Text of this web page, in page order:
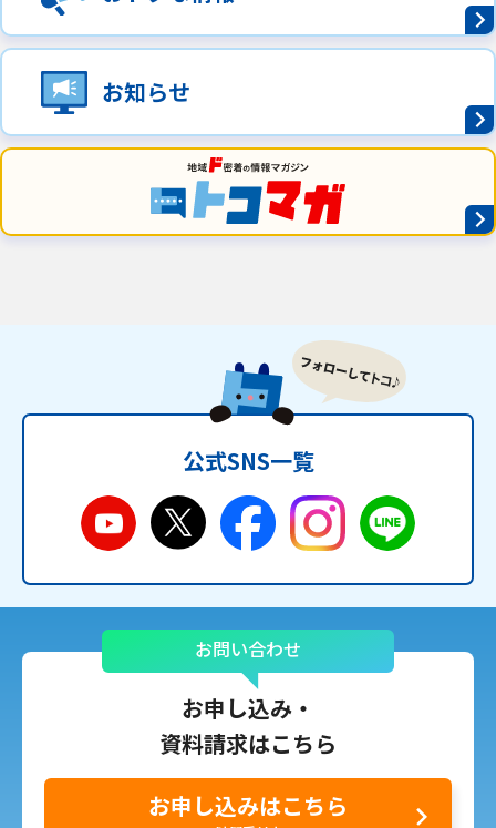
お知らせ
公式SNS一覧
お問い合わせ
お申し込み・
資料請求はこちら
お申し込みはこちら